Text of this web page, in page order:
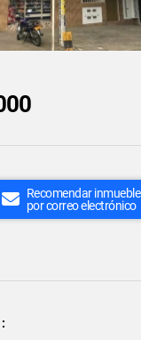
Recomendar inmueble
por correo electrónico